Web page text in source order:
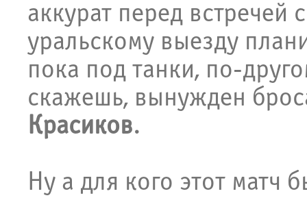
аккурат перед
уральскому выезду
пока под танки, по-
скажешь, вынужден
Красиков.
Ну а для кого этот матч